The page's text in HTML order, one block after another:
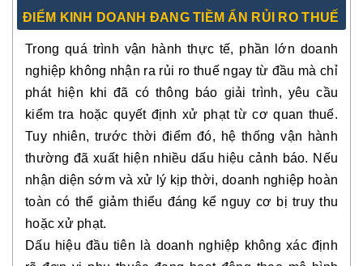
ĐIỂM KINH DOANH ĐANG TIỀM ẨN RỦI RO THUẾ
Trong quá trình vận hành thực tế, phần lớn doanh
nghiệp không nhận ra rủi ro thuế ngay từ đầu mà chỉ
phát hiện khi đã có thông báo giải trình, yêu cầu
kiểm tra hoặc quyết định xử phạt từ cơ quan thuế.
Tuy nhiên, trước thời điểm đó, hệ thống vận hành
thường đã xuất hiện nhiều dấu hiệu cảnh báo. Nếu
nhận diện sớm và xử lý kịp thời, doanh nghiệp hoàn
toàn có thể giảm thiểu đáng kể nguy cơ bị truy thu
hoặc xử phạt.
Dấu hiệu đầu tiên là doanh nghiệp không xác định